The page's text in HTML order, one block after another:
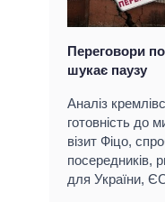
Переговори
шукає паузу
Аналіз
готовність до
візит Фіцо,
посередників,
для України, ЄС